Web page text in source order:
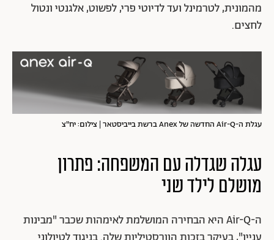
מהמונית, לטרמינל ועד לדיוטי פרי, לפשוט, אלגנטי ונטול
לחצים.
עגלת ה-Air-Q החדשה של Anex ברשת בייביסטאר | צילום: יח"צ
עגלה שגדלה עם המשפחה: פתרון
מושלם לילד שני
ה-Air-Q היא הבחירה המושלמת לאימהות שכבר "מבינות